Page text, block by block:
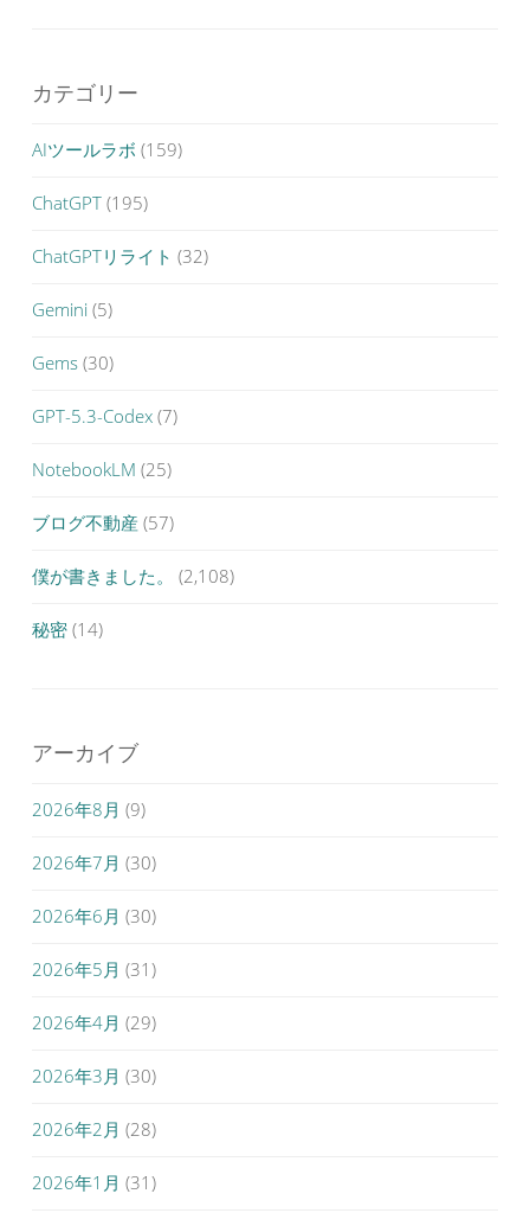
カテゴリー
AIツールラボ (159)
ChatGPT (195)
ChatGPTリライト (32)
Gemini (5)
Gems (30)
GPT-5.3-Codex (7)
NotebookLM (25)
ブログ不動産 (57)
僕が書きました。 (2,108)
秘密 (14)
アーカイブ
2026年8月 (9)
2026年7月 (30)
2026年6月 (30)
2026年5月 (31)
2026年4月 (29)
2026年3月 (30)
2026年2月 (28)
2026年1月 (31)